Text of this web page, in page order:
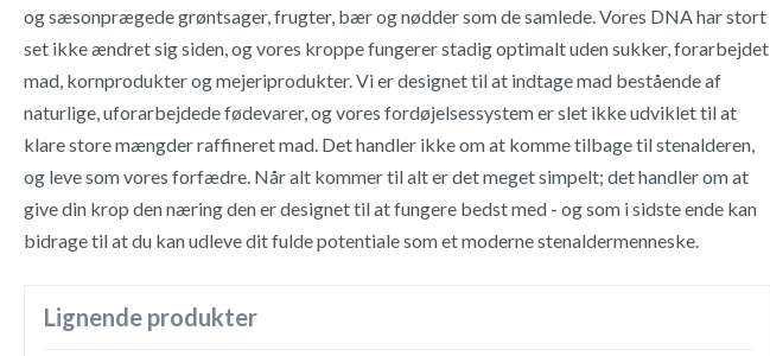
og sæsonprægede grøntsager, frugter, bær og nødder som de samlede. Vores DNA har stort
set ikke ændret sig siden, og vores kroppe fungerer stadig optimalt uden sukker, forarbejdet
mad, kornprodukter og mejeriprodukter. Vi er designet til at indtage mad bestående af
naturlige, uforarbejdede fødevarer, og vores fordøjelsessystem er slet ikke udviklet til at
klare store mængder raffineret mad. Det handler ikke om at komme tilbage til stenalderen,
og leve som vores forfædre. Når alt kommer til alt er det meget simpelt; det handler om at
give din krop den næring den er designet til at fungere bedst med - og som i sidste ende kan
bidrage til at du kan udleve dit fulde potentiale som et moderne stenaldermenneske.
Lignende produkter